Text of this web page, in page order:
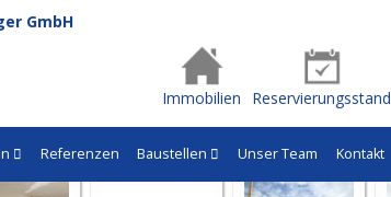
GmbH
Immobilien Reservierungsstand
Referenzen Baustellen Unser Team Kontakt